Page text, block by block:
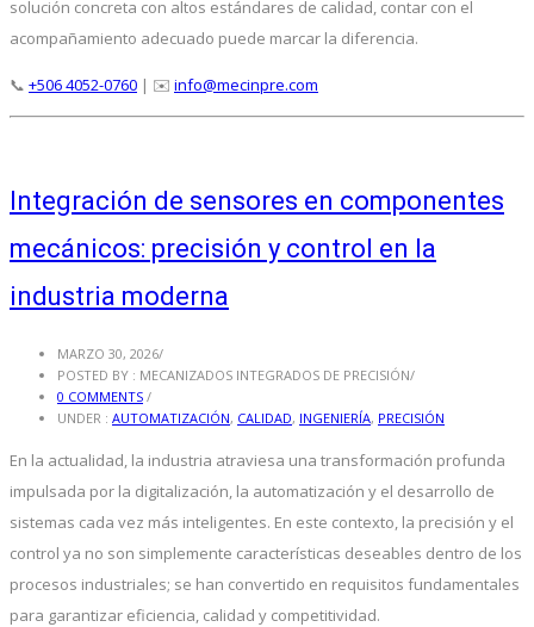
solución concreta con altos estándares de calidad, contar con el
acompañamiento adecuado puede marcar la diferencia.
📞 +506 4052-0760 | ✉️ info@mecinpre.com
Integración de sensores en componentes
mecánicos: precisión y control en la
industria moderna
MARZO 30, 2026/
POSTED BY : MECANIZADOS INTEGRADOS DE PRECISIÓN/
0 COMMENTS /
UNDER : AUTOMATIZACIÓN, CALIDAD, INGENIERÍA, PRECISIÓN
En la actualidad, la industria atraviesa una transformación profunda
impulsada por la digitalización, la automatización y el desarrollo de
sistemas cada vez más inteligentes. En este contexto, la precisión y el
control ya no son simplemente características deseables dentro de los
procesos industriales; se han convertido en requisitos fundamentales
para garantizar eficiencia, calidad y competitividad.